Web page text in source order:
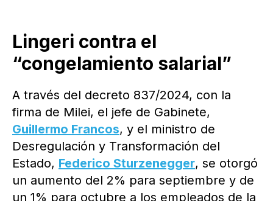
Lingeri contra el
“congelamiento salarial”
A través del decreto 837/2024, con la
firma de Milei, el jefe de Gabinete,
Guillermo Francos, y el ministro de
Desregulación y Transformación del
Estado, Federico Sturzenegger, se otorgó
un aumento del 2% para septiembre y de
un 1% para octubre a los empleados de la